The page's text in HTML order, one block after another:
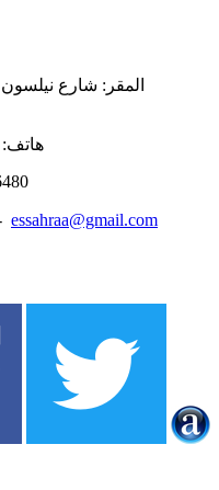
هاتف: 25000622 - 45250731 - 45255931
essahraa@gmail.com